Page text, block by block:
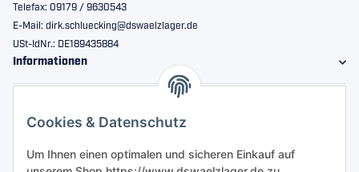
Cookies & Datenschutz
Um Ihnen einen optimalen und sicheren Einkauf auf
Telefax: 09179 / 9630543
E-Mail: dirk.schluecking@dswaelzlager.de
USt-IdNr.: DE189435884
Informationen
Sicher bestellen